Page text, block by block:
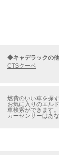
◆キャデラックの
CTSクーペ
燃費のいい車を探
お気に入りのエル
車検索ができます。
カーセンサーはあ